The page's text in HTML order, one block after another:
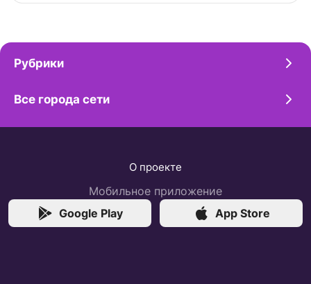
Рубрики
Все города сети
О проекте
Мобильное приложение
Google Play
App Store